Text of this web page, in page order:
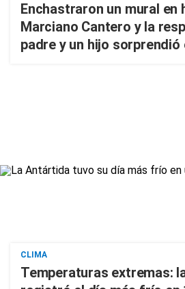
Enchastraron un mural en
Marciano Cantero y la
padre y un hijo sorprendió
CLIMA
Temperaturas extremas: